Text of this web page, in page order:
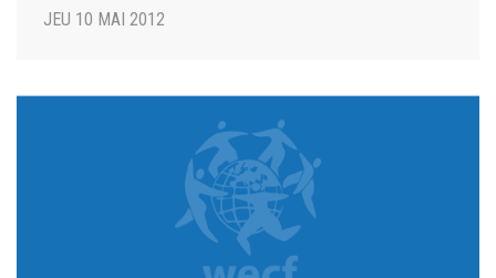
JEU 10 MAI 2012